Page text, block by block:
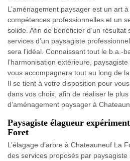
L’aménagement paysager est un art
compétences professionnelles et un
solide. Afin de bénéficier d’un résultat
services d’un paysagiste
sera l’idéal. Connaissant tout le b.a.-
l’harmonisation extérieure,
vous accompagnera tout au long de
Il se tient à votre disposition pour
dans vos choix, afin de réaliser le
d’aménagement paysager à
Paysagiste élagueur
Foret
L’élagage d’arbre à Chateauneuf La
des services proposés par